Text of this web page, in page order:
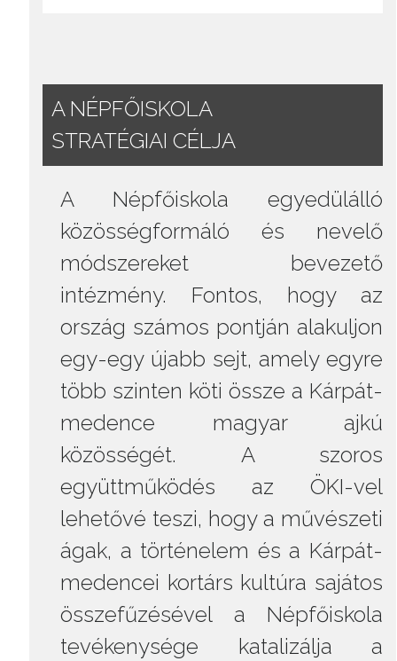
A NÉPFŐISKOLA
STRATÉGIAI CÉLJA
A Népfőiskola egyedülálló
közösségformáló és nevelő
módszereket bevezető
intézmény. Fontos, hogy az
ország számos pontján alakuljon
egy-egy újabb sejt, amely egyre
több szinten köti össze a Kárpát-
medence magyar ajkú
közösségét. A szoros
együttműködés az ÖKI-vel
lehetővé teszi, hogy a művészeti
ágak, a történelem és a Kárpát-
medencei kortárs kultúra sajátos
összefűzésével a Népfőiskola
tevékenysége katalizálja a